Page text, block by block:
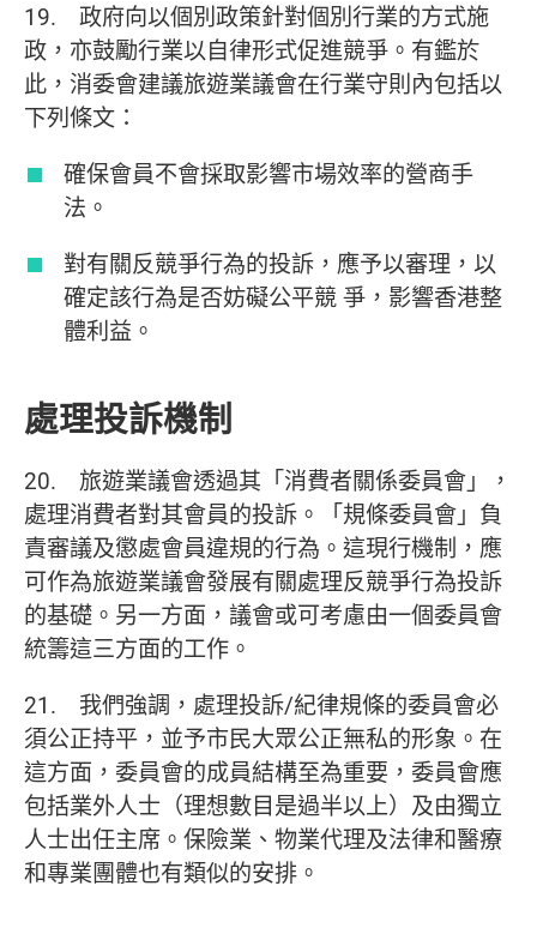
19. 政府向以個別政策針對個別行業的方式施
政，亦鼓勵行業以自律形式促進競爭。有鑑於
此，消委會建議旅遊業議會在行業守則內包括以
下列條文：
確保會員不會採取影響市場效率的營商手
法。
對有關反競爭行為的投訴，應予以審理，以
確定該行為是否妨礙公平競 爭，影響香港整
體利益。
處理投訴機制
20. 旅遊業議會透過其「消費者關係委員會」，
處理消費者對其會員的投訴。「規條委員會」負
責審議及懲處會員違規的行為。這現行機制，應
可作為旅遊業議會發展有關處理反競爭行為投訴
的基礎。另一方面，議會或可考慮由一個委員會
統籌這三方面的工作。
21. 我們強調，處理投訴/紀律規條的委員會必
須公正持平，並予市民大眾公正無私的形象。在
這方面，委員會的成員結構至為重要，委員會應
包括業外人士（理想數目是過半以上）及由獨立
人士出任主席。保險業、物業代理及法律和醫療
和專業團體也有類似的安排。